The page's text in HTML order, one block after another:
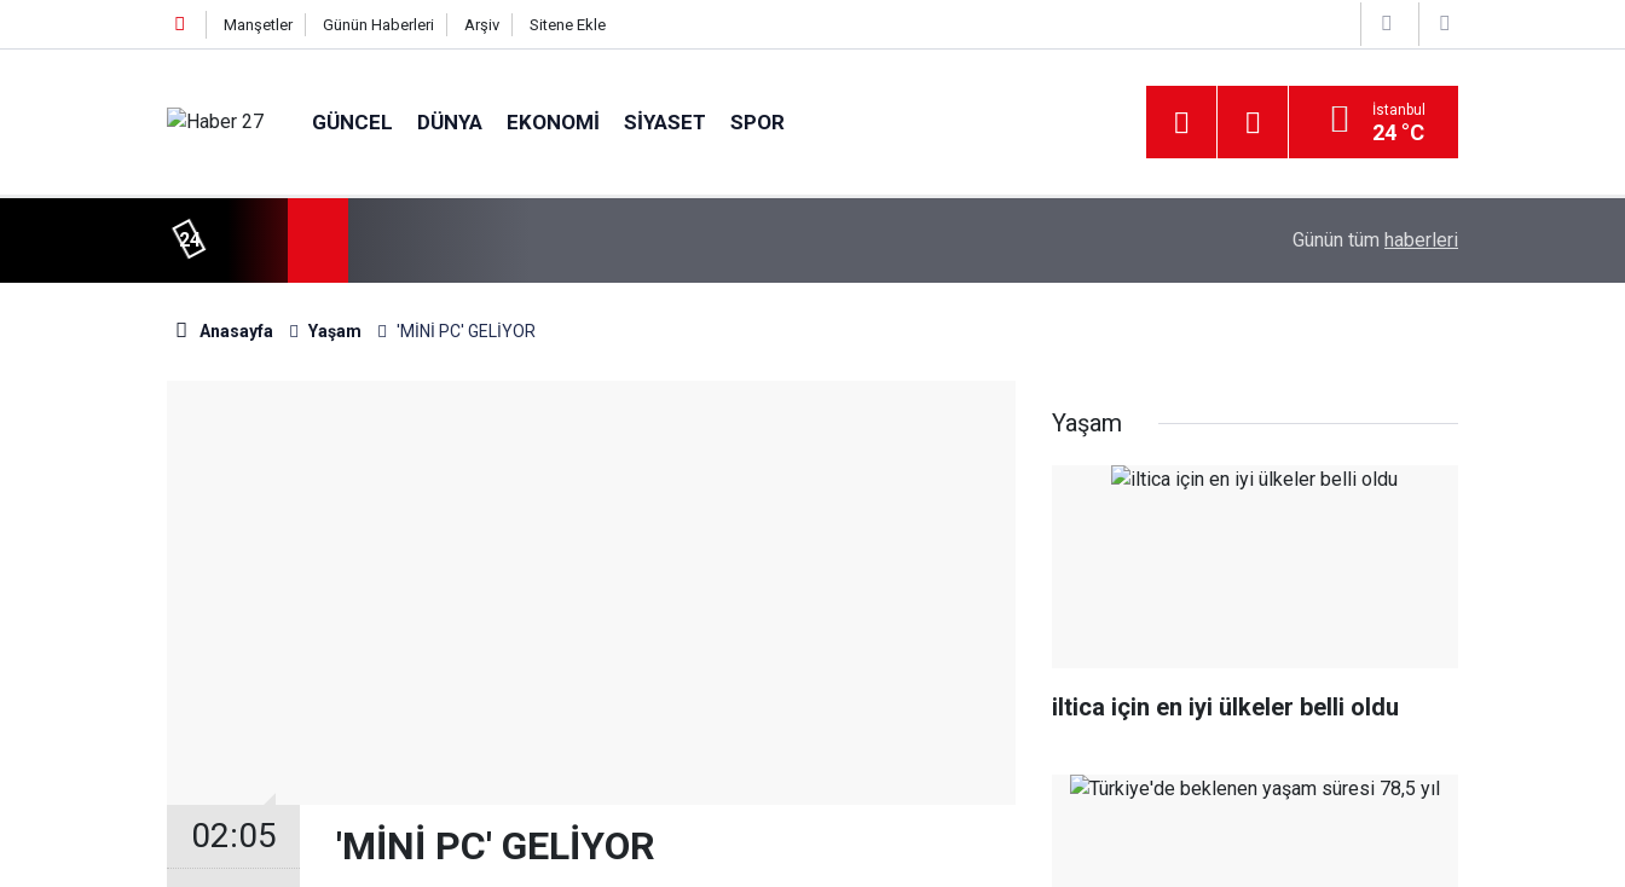
Manşetler Günün Haberleri Arşiv Sitene Ekle
GÜNCEL DÜNYA EKONOMI SIYASET SPOR İstanbul
24 °C
24 Günün tüm haberleri
Anasayfa Yaşam 'MİNİ PC' GELİYOR
02:05 'MİNİ PC' GELİYOR
Yaşam
iltica için en iyi ülkeler belli oldu